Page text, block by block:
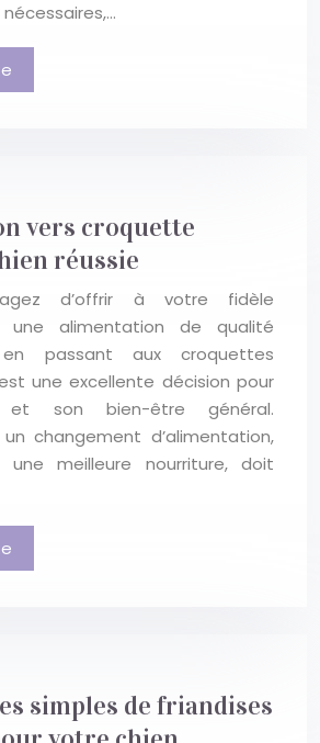
vers croquette
réussie
d’offrir à votre fidèle
une alimentation de qualité
en passant aux croquettes
une excellente décision pour
son bien-être général.
changement d’alimentation,
une meilleure nourriture, doit
simples de friandises